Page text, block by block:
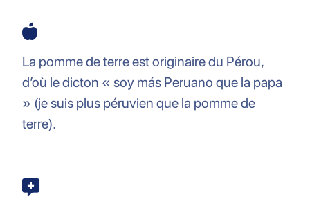
La pomme de terre est originaire du Pérou,
d’où le dicton « soy más Peruano que la papa
» (je suis plus péruvien que la pomme de
terre).